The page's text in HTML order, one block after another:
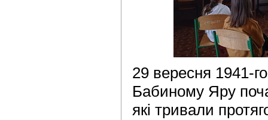
29 вересня 1941-
Бабиному Яру
які тривали